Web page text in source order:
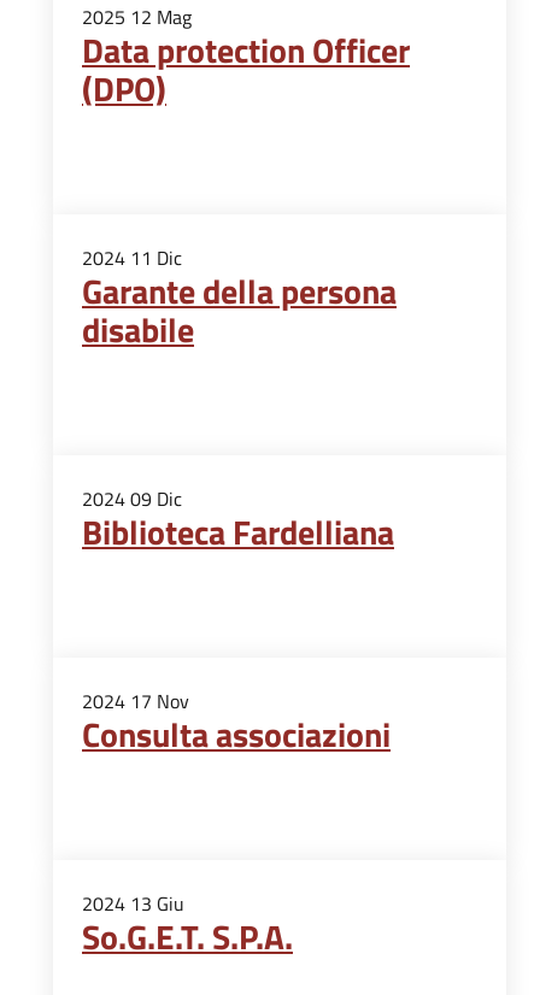
2025 12 Mag
Data protection Officer
(DPO)
2024 11 Dic
Garante della persona
disabile
202409 Dic
Biblioteca Fardelliana
2024 17 Nov
Consulta associazioni
2024 13 Giu
So.G.E.T. S.P.A.